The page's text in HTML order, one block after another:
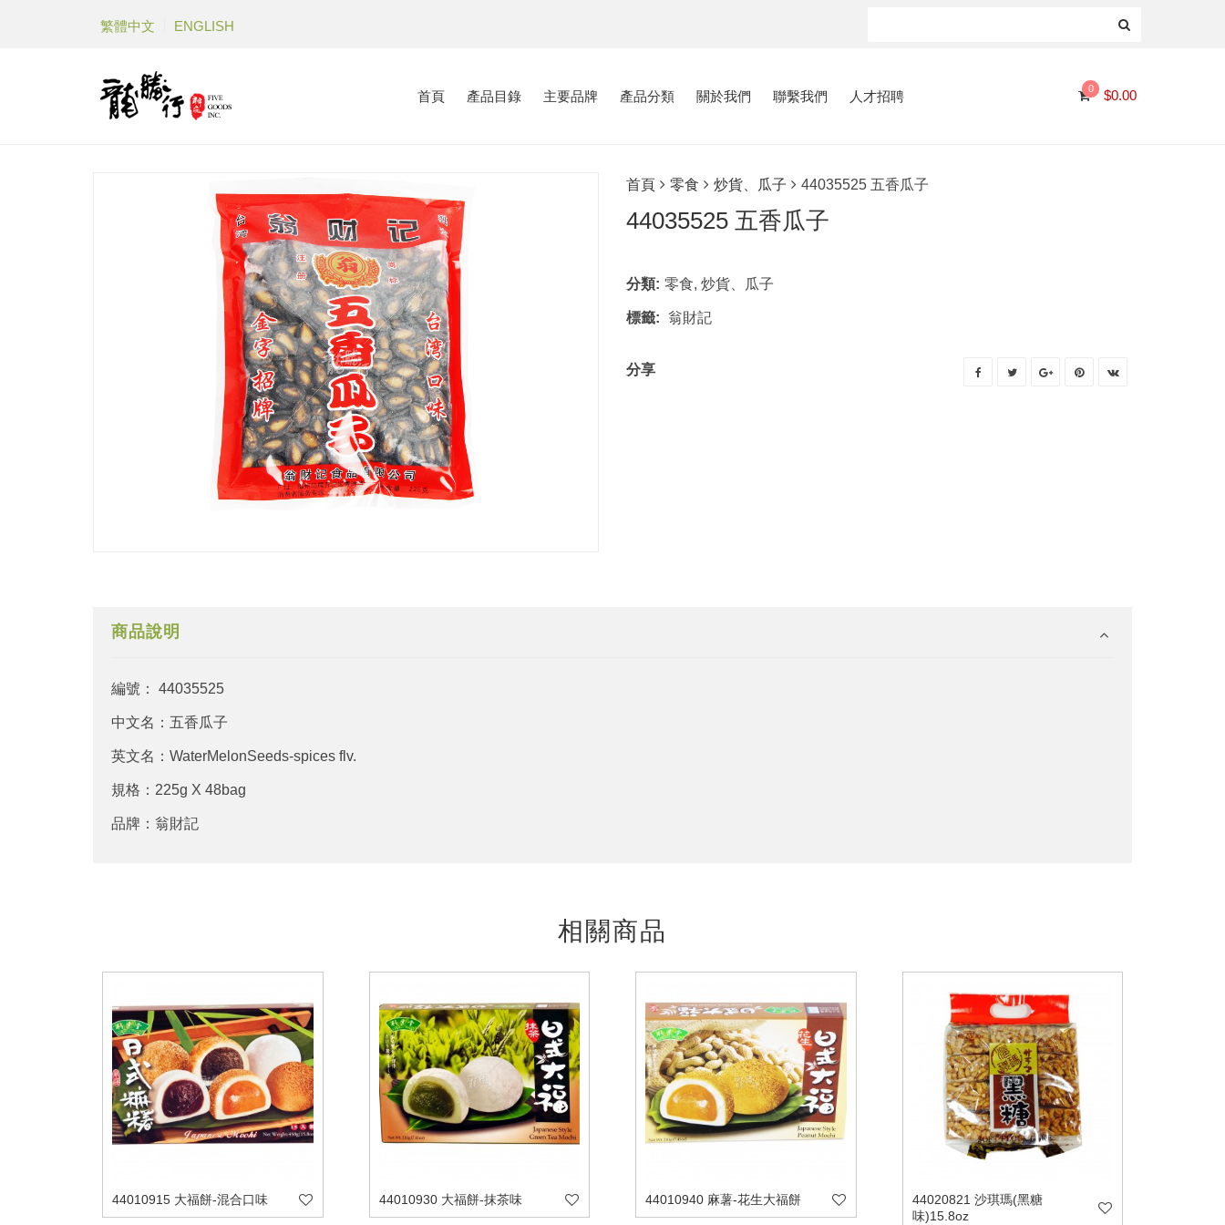
繁體中文 ENGLISH
首頁 產品目錄 主要品牌 產品分類 關於我們 聯繫我們 人才招聘 0 $0.00
首頁 零食 炒貨、瓜子 44035525 五香瓜子
44035525 五香瓜子
分類: 零食, 炒貨、瓜子
標籤: 翁財記
分享
商品說明
編號： 44035525
中文名：五香瓜子
英文名：WaterMelonSeeds-spices flv.
規格：225g X 48bag
品牌：翁財記
相關商品
44010915 大福餅-混合口味 44010930 大福餅-抹茶味 44010940 麻薯-花生大福餅
44020821 沙琪瑪(黑糖
味)15.8oz